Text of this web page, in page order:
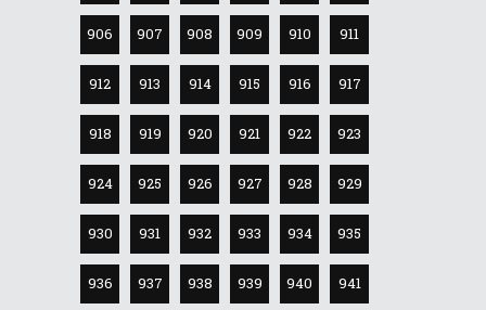
906 907 908 909 910 911
912 913 914 915 916 917
918 919 920 921 922 923
924 925 926 927 928 929
930 931 932 933 934 935
936 937 938 939 940 941